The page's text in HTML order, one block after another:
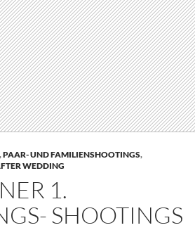
,PAAR- UND FAMILIENSHOOTINGS,
WEDDING
1.
SHOOTINGS